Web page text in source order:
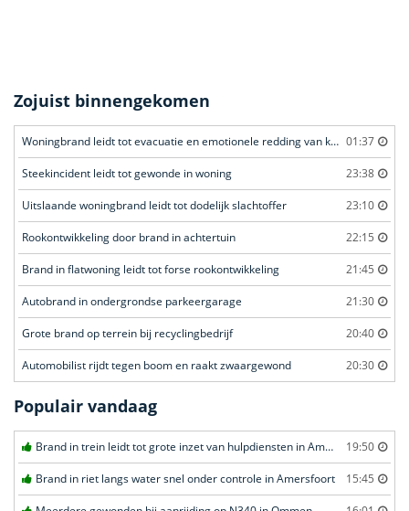
Zojuist binnengekomen
Woningbrand leidt tot evacuatie en emotionele redding van kat 01:37
Steekincident leidt tot gewonde in woning 23:38
Uitslaande woningbrand leidt tot dodelijk slachtoffer 23:10
Rookontwikkeling door brand in achtertuin 22:15
Brand in flatwoning leidt tot forse rookontwikkeling 21:45
Autobrand in ondergrondse parkeergarage 21:30
Grote brand op terrein bij recyclingbedrijf 20:40
Automobilist rijdt tegen boom en raakt zwaargewond 20:30
Populair vandaag
Brand in trein leidt tot grote inzet van hulpdiensten in Amersfoort 19:50
Brand in riet langs water snel onder controle in Amersfoort 15:45